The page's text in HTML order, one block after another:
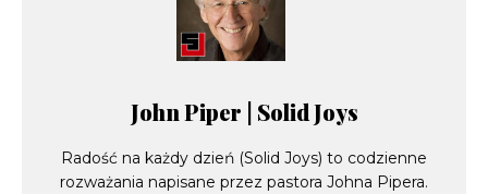
John Piper | Solid Joys
Radość na każdy dzień (Solid Joys) to codzienne
rozważania napisane przez pastora Johna Pipera.